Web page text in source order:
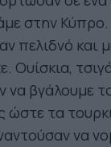
στην
πελιδνό και
Ουίσκια,
να βγάλουμε
ώστε τα
να